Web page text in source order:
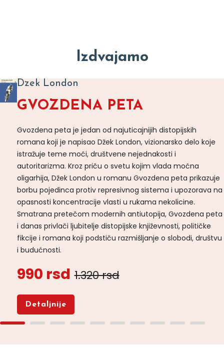
Izdvajamo
Dzek London
GVOZDENA PETA
Gvozdena peta je jedan od najuticajnijih distopijskih
romana koji je napisao Džek London, vizionarsko delo koje
istražuje teme moći, društvene nejednakosti i
autoritarizma. Kroz priču o svetu kojim vlada moćna
oligarhija, Džek London u romanu Gvozdena peta prikazuje
borbu pojedinca protiv represivnog sistema i upozorava na
opasnosti koncentracije vlasti u rukama nekolicine.
Smatrana pretečom modernih antiutopija, Gvozdena peta
i danas privlači ljubitelje distopijske književnosti, političke
fikcije i romana koji podstiču razmišljanje o slobodi, društvu
i budućnosti.
990 rsd 1.320 rsd
Detaljnije